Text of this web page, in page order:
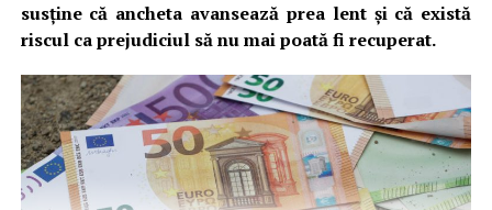
susține că ancheta avansează prea lent și că există
riscul ca prejudiciul să nu mai poată fi recuperat.